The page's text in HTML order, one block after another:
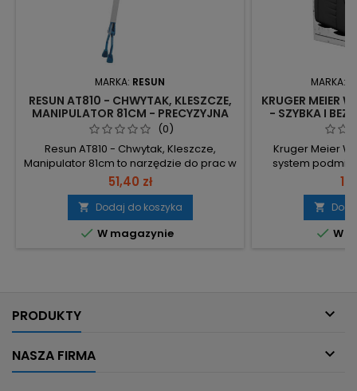
MARKA: RESUN
RESUN AT810 - CHWYTAK, KLESZCZE,
MANIPULATOR 81CM - PRECYZYJNA
PIELĘGNACJA AKWARIUM
(0)
Resun AT810 - Chwytak, Kleszcze,
Manipulator 81cm to narzędzie do prac w
akwariach i terrariach, umożliwiające
przesuwanie dekoracji oraz bezpieczne
chwytanie zwierząt. Długość 81 cm —
praca z dystansu, bez wkładania rąk.
Szerokość otwarcia 12 cm — chwyt skał,
51,40 zł
 Dodaj do koszyka
 W magazynie
MARKA:
KRUGER MEIER
- SZYBKA I
WODY
Kruger Meier
system
pompa do
akwariach
Wydajność
lepsza

 W
PRODUKTY 
NASZA FIRMA 